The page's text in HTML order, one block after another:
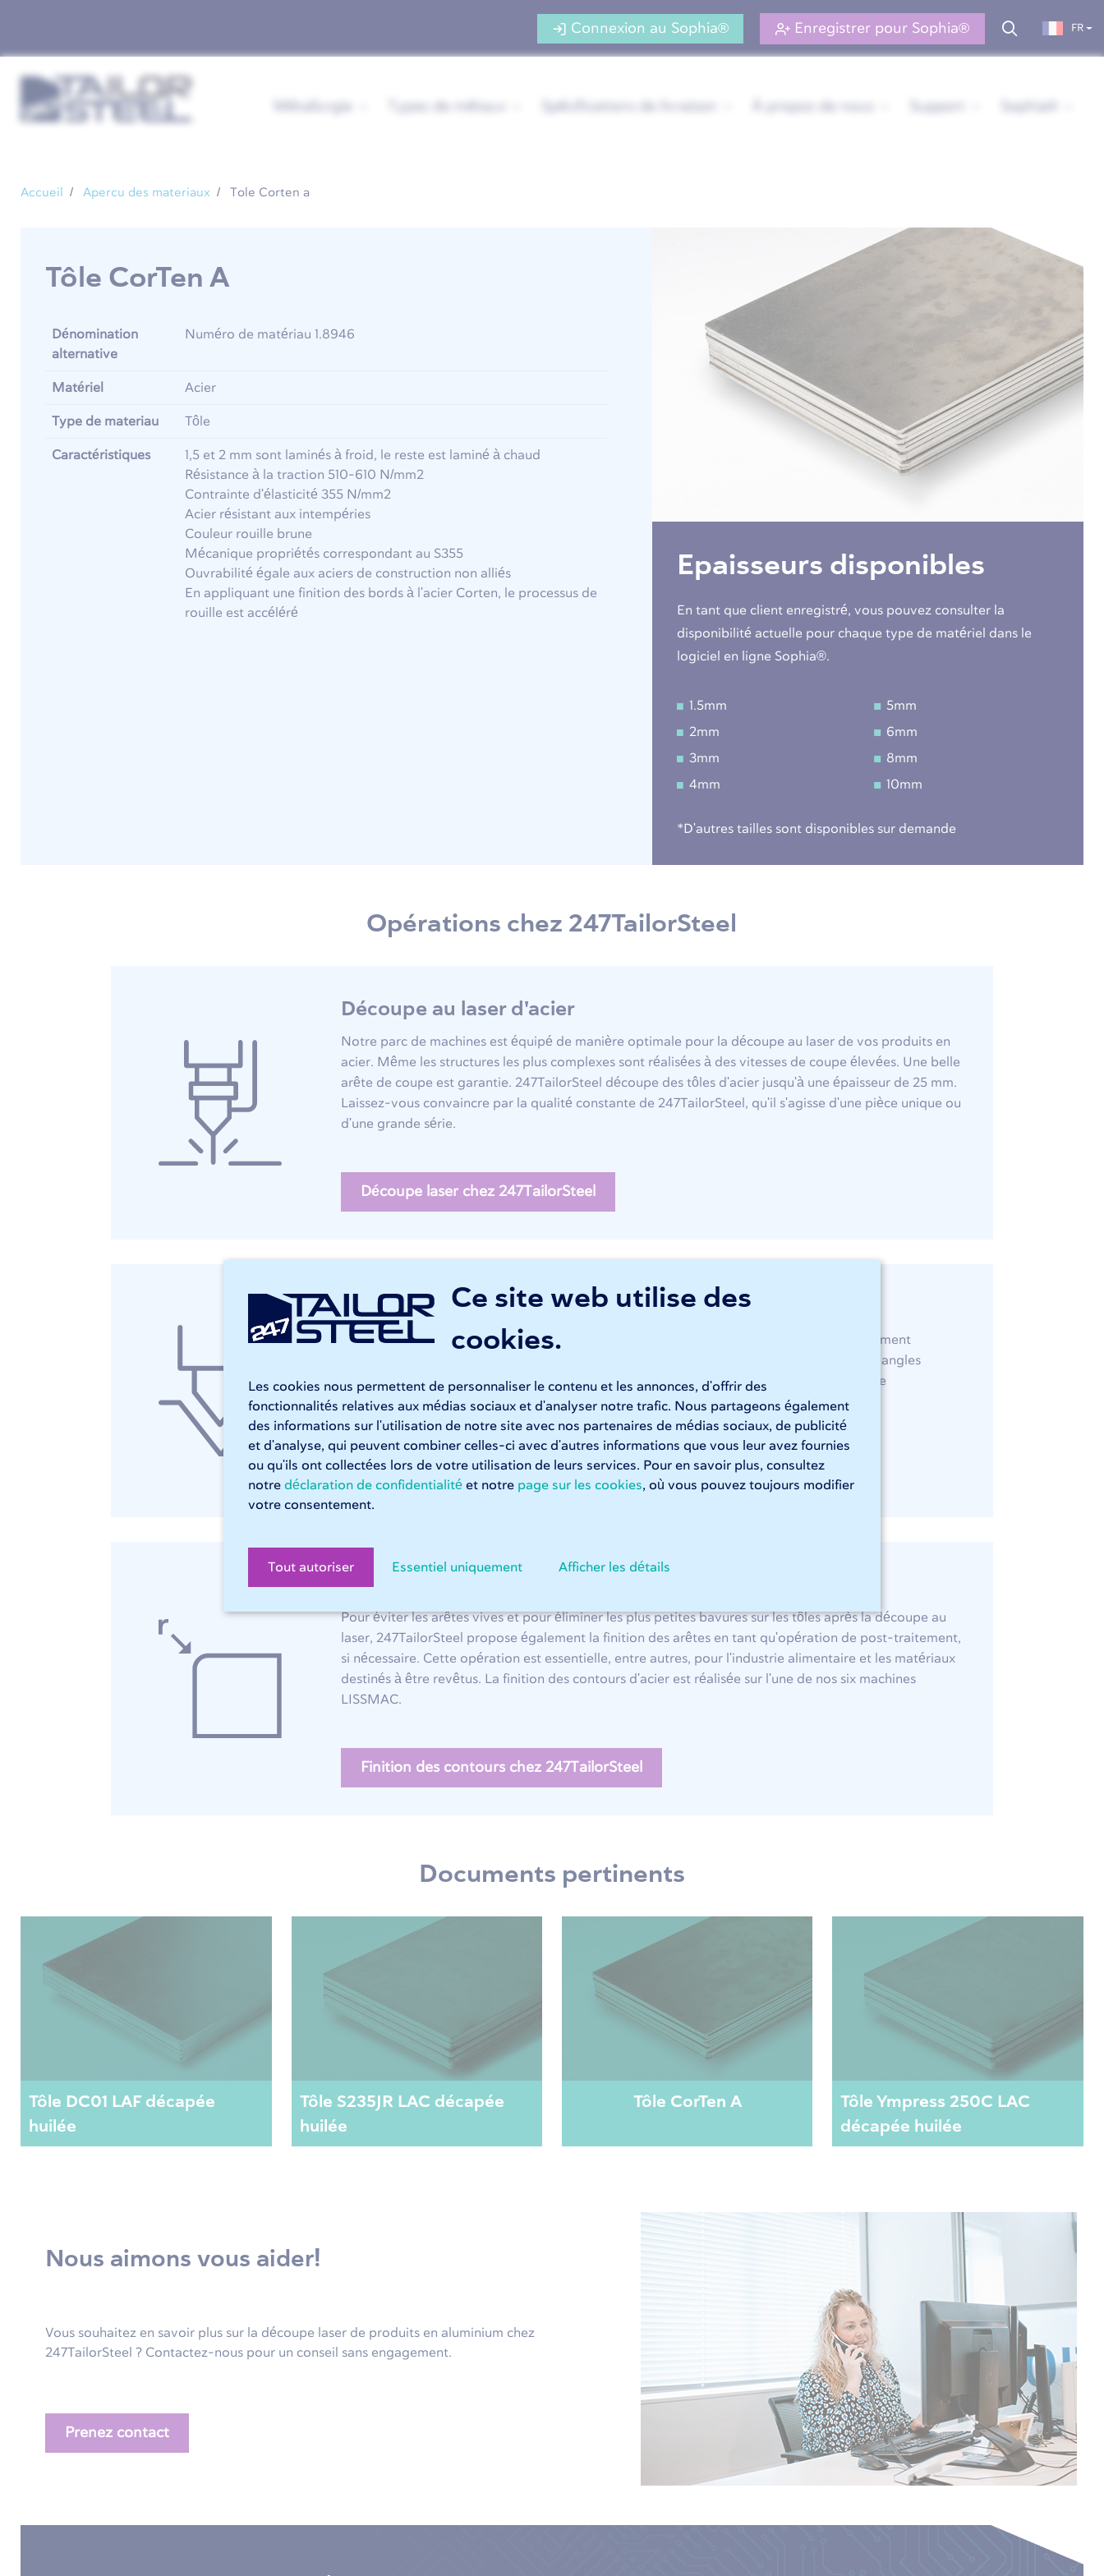
Ce site web utilise des
cookies.
Les cookies nous permettent de personnaliser le contenu et les annonces, d'offrir des
fonctionnalités relatives aux médias sociaux et d'analyser notre trafic. Nous partageons également
des informations sur l'utilisation de notre site avec nos partenaires de médias sociaux, de publicité
et d'analyse, qui peuvent combiner celles-ci avec d'autres informations que vous leur avez fournies
ou qu'ils ont collectées lors de votre utilisation de leurs services. Pour en savoir plus, consultez
notre déclaration de confidentialité et notre page sur les cookies, où vous pouvez toujours modifier
votre consentement.
Tout autoriser Essentiel uniquement Afficher les détails
Connexion au Sophia® Enregistrer pour Sophia® FR
Accueil Apercu des materiaux Tole Corten a
Tôle CorTen A
Dénomination
alternative
Numéro de matériau 1.8946
Matériel Acier
Type de materiau Tôle
Caractéristiques
1,5 et 2 mm sont laminés à froid, le reste est laminé à chaud
Résistance à la traction 510-610 N/mm2
Contrainte d'élasticité 355 N/mm2
Acier résistant aux intempéries
Couleur rouille brune
Mécanique propriétés correspondant au S355
Ouvrabilité égale aux aciers de construction non alliés
En appliquant une finition des bords à l'acier Corten, le processus de
rouille est accéléré
Epaisseurs disponibles
En tant que client enregistré, vous pouvez consulter la
disponibilité actuelle pour chaque type de matériel dans le
logiciel en ligne Sophia®.
1.5mm
2mm
3mm
4mm
5mm
6mm
8mm
10mm
*D'autres tailles sont disponibles sur demande
Opérations chez 247TailorSteel
Découpe au laser d'acier
Notre parc de machines est équipé de manière optimale pour la découpe au laser de vos produits en
acier. Même les structures les plus complexes sont réalisées à des vitesses de coupe élevées. Une belle
arête de coupe est garantie. 247TailorSteel découpe des tôles d'acier jusqu'à une épaisseur de 25 mm.
Laissez-vous convaincre par la qualité constante de 247TailorSteel, qu'il s'agisse d'une pièce unique ou
d'une grande série.
Découpe laser chez 247TailorSteel
Pliage d'acier
Nos presses plieuses LVD ToolCell sont entièrement pilotées par CNC et sont particulièrement
adaptées aux travaux de pliage les plus complexes. Les tôles d'acier sont pliées à tous les angles
courants et le retour élastique garantit un travail précis, comme vous pouvez l'attendre de
247TailorSteel.
Pliage chez 247TailorSteel
Finition des contours de l'acier
Pour éviter les arêtes vives et pour éliminer les plus petites bavures sur les tôles après la découpe au
laser, 247TailorSteel propose également la finition des arêtes en tant qu'opération de post-traitement,
si nécessaire. Cette opération est essentielle, entre autres, pour l'industrie alimentaire et les matériaux
destinés à être revêtus. La finition des contours d'acier est réalisée sur l'une de nos six machines
LISSMAC.
Finition des contours chez 247TailorSteel
Documents pertinents
Tôle DC01 LAF décapée
huilée
Tôle S235JR LAC décapée
huilée
Tôle CorTen A
Tôle Ympress 250C LAC
décapée huilée
Nous aimons vous aider!
Vous souhaitez en savoir plus sur la découpe laser de produits en aluminium chez
247TailorSteel ? Contactez-nous pour un conseil sans engagement.
Prenez contact